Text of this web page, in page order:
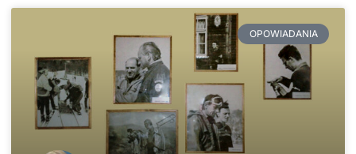
OPOWIADANIA